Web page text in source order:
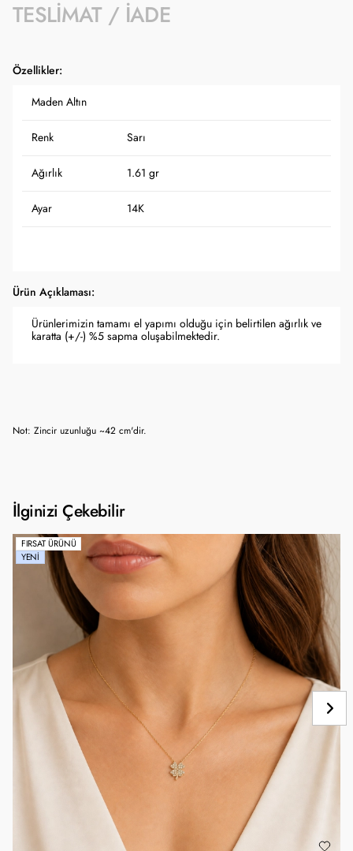
TESLIMAT / İADE
Özellikler:
Maden Altın
Renk Sarı
Ağırlık 1.61 gr
Ayar 14K
Ürün Açıklaması:
Ürünlerimizin tamamı el yapımı olduğu için belirtilen ağırlık ve
karatta (+/-) %5 sapma oluşabilmektedir.
Not: Zincir uzunluğu ~42 cm'dir.
İlginizi Çekebilir
FIRSAT ÜRÜNÜ
YENI